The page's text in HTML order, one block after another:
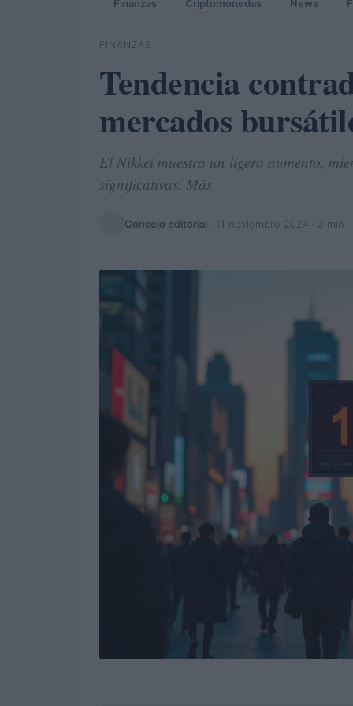
Finanzas Criptomonedas News
FINANZAS
Tendencia
mercados
El Nikkei muestra un ligero aumento,
significativas. Más
Consejo editorial 11 noviembre 2024 · 2 min